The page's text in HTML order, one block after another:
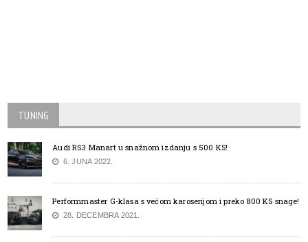
TUNING
Audi RS3 Manart u snažnom izdanju s 500 KS!
6. JUNA 2022.
Performmaster G-klasa s većom karoserijom i preko 800 KS snage!
28. DECEMBRA 2021.